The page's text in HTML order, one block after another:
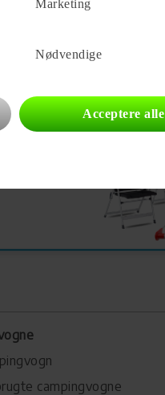
campingvogne
Marketing
Nødvendige
Acceptere alle